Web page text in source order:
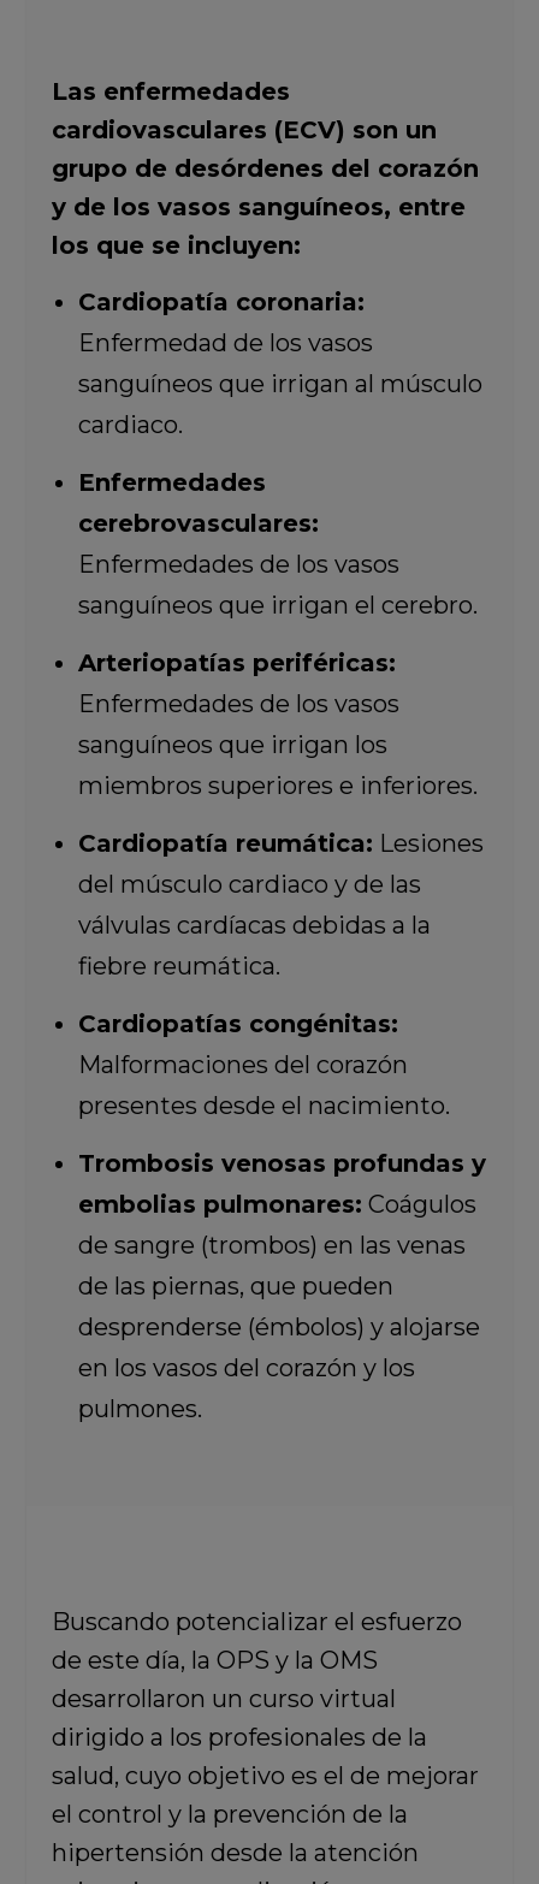
Las enfermedades
cardiovasculares (ECV) son un
grupo de desórdenes del corazón
y de los vasos sanguíneos, entre
los que se incluyen:
Cardiopatía coronaria:
Enfermedad de los vasos
sanguíneos que irrigan al músculo
cardiaco.
Enfermedades
cerebrovasculares:
Enfermedades de los vasos
sanguíneos que irrigan el cerebro.
Arteriopatías periféricas:
Enfermedades de los vasos
sanguíneos que irrigan los
miembros superiores e inferiores.
Cardiopatía reumática: Lesiones
del músculo cardiaco y de las
válvulas cardíacas debidas a la
fiebre reumática.
Cardiopatías congénitas:
Malformaciones del corazón
presentes desde el nacimiento.
Trombosis venosas profundas y
embolias pulmonares: Coágulos
de sangre (trombos) en las venas
de las piernas, que pueden
desprenderse (émbolos) y alojarse
en los vasos del corazón y los
pulmones.
Buscando potencializar el esfuerzo
de este día, la OPS y la OMS
desarrollaron un curso virtual
dirigido a los profesionales de la
salud, cuyo objetivo es el de mejorar
el control y la prevención de la
hipertensión desde la atención